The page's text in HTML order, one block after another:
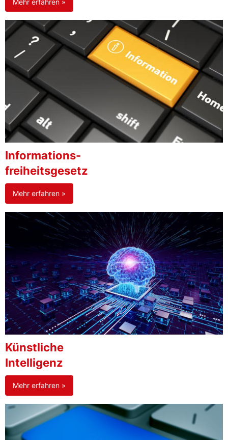
Informations-
freiheitsgesetz
Mehr erfahren »
Künstliche
Intelligenz
Mehr erfahren »